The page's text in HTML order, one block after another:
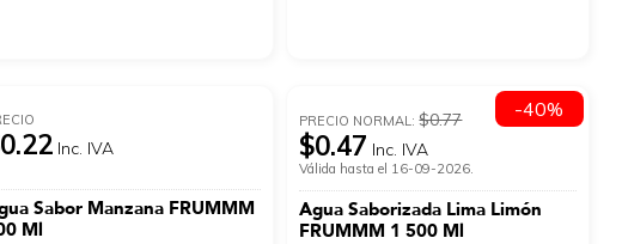
Inc. IVA
Sabor Manzana FRUMMM
Ml
PRECIO NORMAL:$0.77
$0.47 Inc. IVA
Válida hasta el 16-09-2026.
Agua Saborizada Lima Limón
FRUMMM 1 500 Ml
-40%